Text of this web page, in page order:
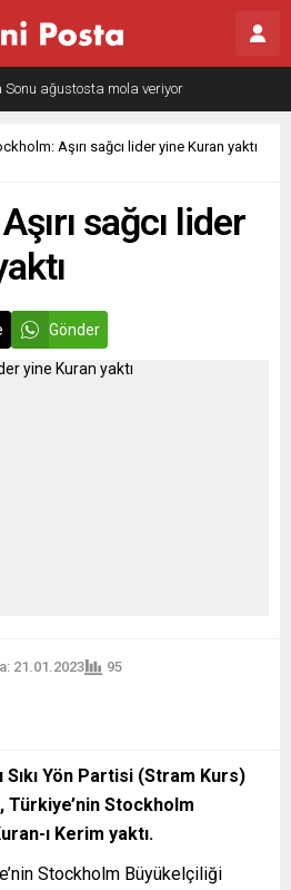
Sonu ağustosta mola veriyor
Aşırı sağcı lider yine Kuran yaktı
sağcı lider
Gönder
21.01.2023 95
Sıkı Yön Partisi (Stram Kurs)
Türkiye’nin Stockholm
ı Kerim yaktı.
Stockholm Büyükelçiliği